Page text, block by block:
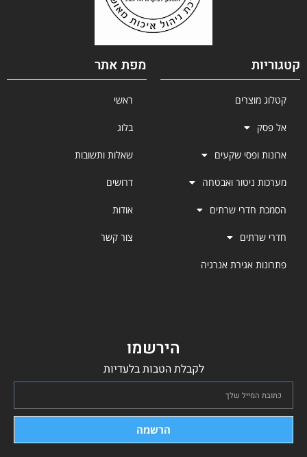
קטגוריות
קטלוג מוצרים
אל פסק
ארונות ופסי שקעים
מערכות ניטור ואבטחה
הסמכת חדרי שרתים
חדרי שרתים
פתרונות אגירת אנרגיה
מפת אתר
ראשי
בלוג
שאלות ותשובות
דרושים
אודות
צור קשר
הירשמו
לקבלת הטבות בלעדיות
הרשמה